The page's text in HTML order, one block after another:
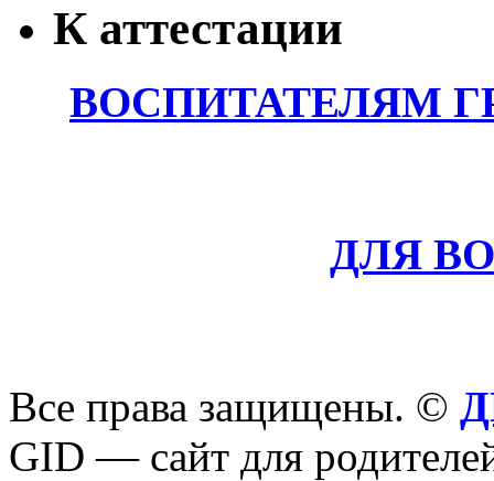
К аттестации
ВОСПИТАТЕЛЯМ
ДЛЯ
Все права защищены. ©
GID — сайт для